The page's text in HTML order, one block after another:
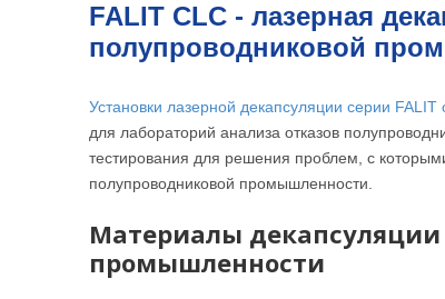
FALIT CLC - лазерная
полупроводниковой
Установки лазерной декапсуляции серии
для лабораторий анализа отказов
тестирования для решения проблем, с
полупроводниковой промышленности.
Материалы
промышленности